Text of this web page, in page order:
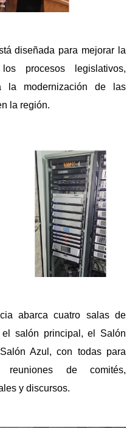
diseñada para mejorar la
procesos legislativos,
la modernización de las
la región.
abarca cuatro salas de
salón principal, el Salón
Azul, con todas para
reuniones de comités,
y discursos.